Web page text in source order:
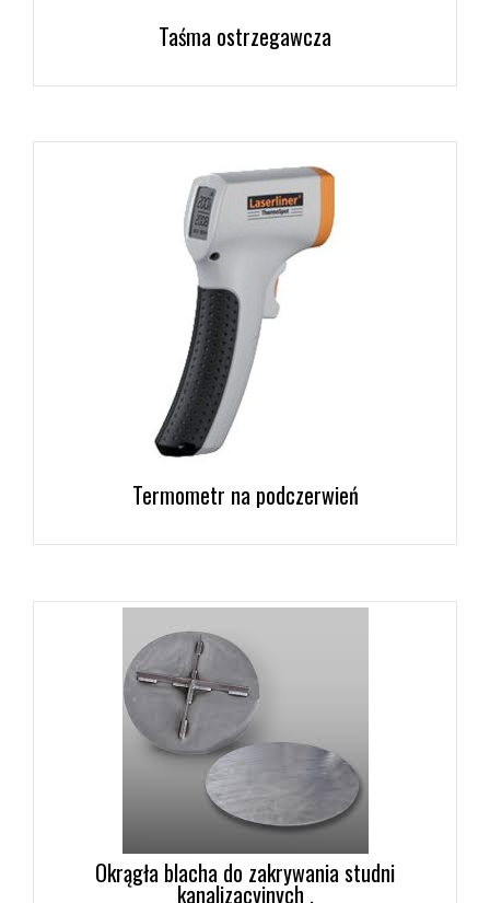
Taśma ostrzegawcza
Termometr na podczerwień
Okrągła blacha do zakrywania studni
kanalizacyjnych .